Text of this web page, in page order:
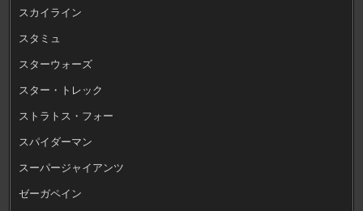
スカイライン
スタミュ
スターウォーズ
スター・トレック
ストラトス・フォー
スパイダーマン
スーパージャイアンツ
ゼーガペイン